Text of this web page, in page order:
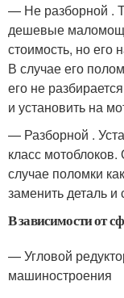
— Не разборной .
дешевые
стоимость, но его
В случае его
его не
и установить на
— Разборной .
класс
случае поломки
заменить деталь и
В зависимости от
— Угловой
машиностроения